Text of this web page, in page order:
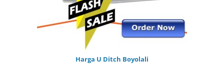
Harga U Ditch Boyolali